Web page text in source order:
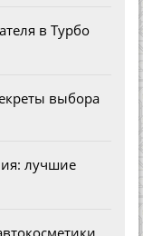
в Турбо
выбора
лучшие